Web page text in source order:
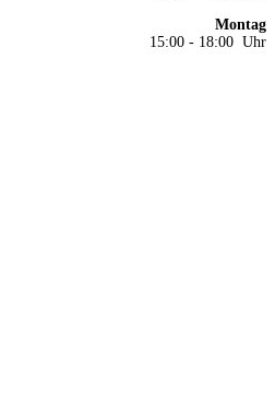
Montag
15:00 - 18:00 Uhr